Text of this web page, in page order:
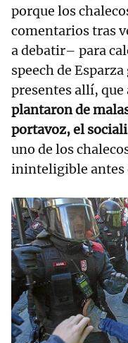
porque los
comentarios tras
a debatir– para
speech de
presentes allí,
plantaron de
portavoz, el
uno de los
ininteligible antes